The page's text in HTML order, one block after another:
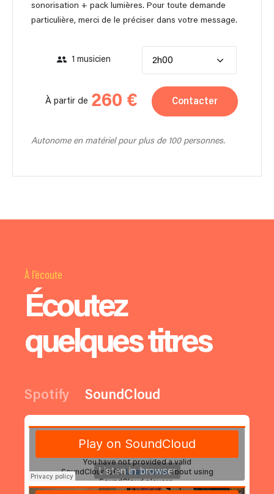
sonorisation + pack lumières. Pour toute demande
particulière, merci de le préciser dans votre message.
1 musicien 2h00
À partir de 260 € Contacter
Autonome en matériel pour plus de 100 personnes.
À l'écoute
Écoutez
quelques titres
Spotify SoundCloud